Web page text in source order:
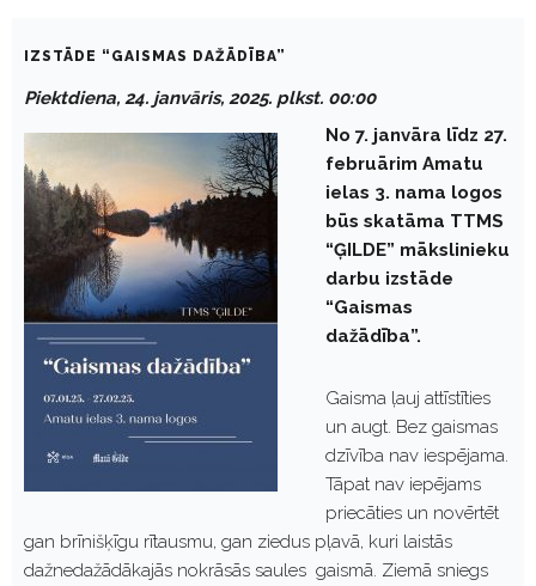
IZSTĀDE “GAISMAS DAŽĀDĪBA”
Piektdiena, 24. janvāris, 2025. plkst. 00:00
No 7. janvāra līdz 27.
februārim Amatu
ielas 3. nama logos
būs skatāma TTMS
“ĢILDE” mākslinieku
darbu izstāde
“Gaismas
dažādība”.
Gaisma ļauj attīstīties
un augt. Bez gaismas
dzīvība nav iespējama.
Tāpat nav iepējams
priecāties un novērtēt
gan brīnišķīgu rītausmu, gan ziedus pļavā, kuri laistās
dažnedažādākajās nokrāsās saules gaismā. Ziemā sniegs